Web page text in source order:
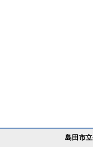
島田市